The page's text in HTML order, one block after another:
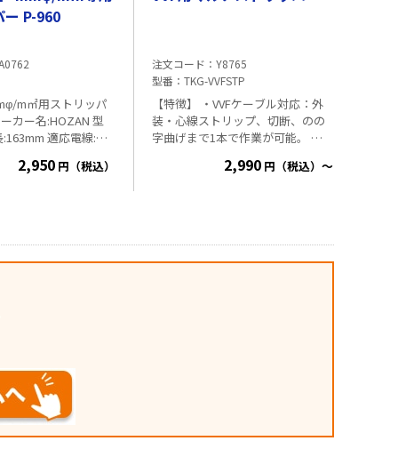
ー P-960
m㎡用ストリッパ
適応電線:
0.5/0.75/1.25/2.0m
2,950 円（税込）
注文コード
Y8765
型番
TKG-VVFSTP
【特徴】 ・VVFケーブル対応：外
装・心線ストリップ、切断、のの
字曲げまで1本で作業が可能。 ・
緩めると自動で刃が開き使いやす
（VVFケーブル）：1.6×2心、
2,990 円（税込）～